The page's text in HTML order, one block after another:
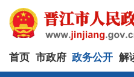
首页 市政府 政务公开 解